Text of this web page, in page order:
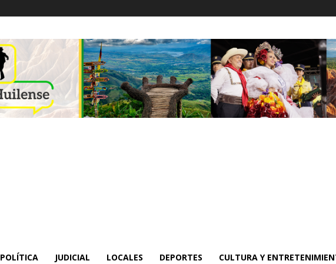
POLÍTICA JUDICIAL LOCALES DEPORTES CULTURA Y